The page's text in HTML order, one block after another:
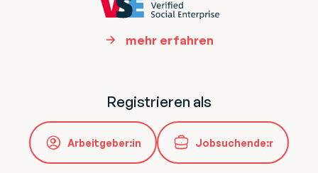
mehr erfahren
Registrieren als
Arbeitgeber:in Jobsuchende:r